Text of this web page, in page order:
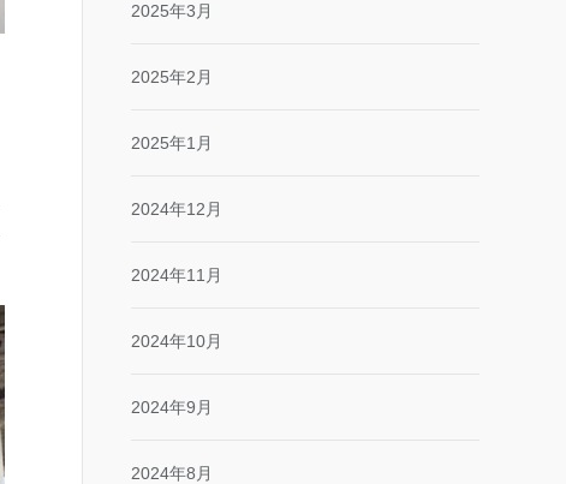
2025年3月
2025年2月
2025年1月
2024年12月
2024年11月
2024年10月
2024年9月
2024年8月